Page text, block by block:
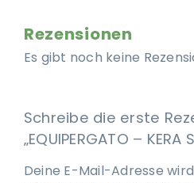
Rezensionen
Es gibt noch keine
Schreibe die erste
„EQUIPERGATO – KERA
Deine E-Mail-Adresse